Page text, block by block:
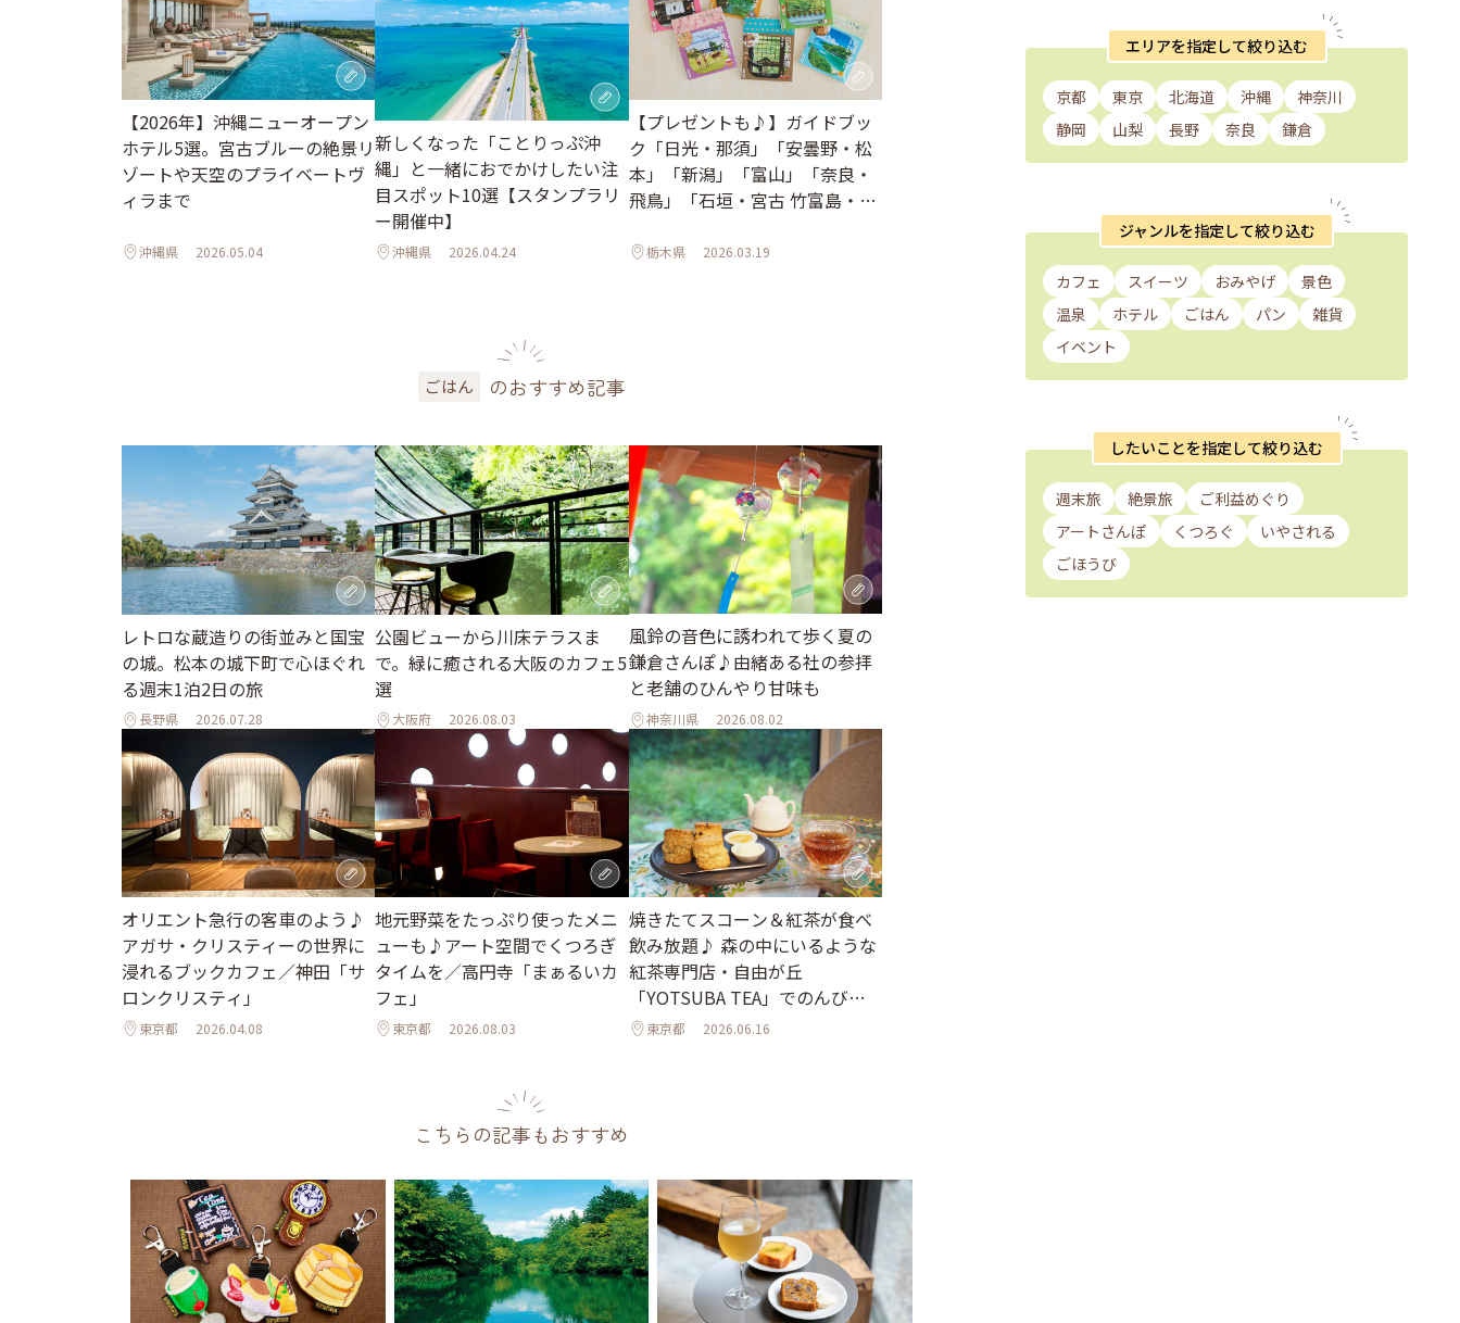
【2026年】沖縄ニューオープン
ホテル5選。宮古ブルーの絶景リ
ゾートや天空のプライベートヴ
ィラまで
沖縄県 2026.05.04
新しくなった「ことりっぷ沖
縄」と一緒におでかけしたい注
目スポット10選【スタンプラリ
ー開催中】
沖縄県 2026.04.24
【プレゼントも♪】ガイドブッ
ク「日光・那須」「安曇野・松
本」「新潟」「富山」「奈良・
飛鳥」「石垣・宮古 竹富島・西
栃木県 2026.03.19
ごはん のおすすめ記事
レトロな蔵造りの街並みと国宝
の城。松本の城下町で心ほぐれ
る週末1泊2日の旅
長野県 2026.07.28
公園ビューから川床テラスま
で。緑に癒される大阪のカフェ5
選
大阪府 2026.08.03
風鈴の音色に誘われて歩く夏の
鎌倉さんぽ♪由緒ある社の参拝
と老舗のひんやり甘味も
神奈川県 2026.08.02
オリエント急行の客車のよう♪
アガサ・クリスティーの世界に
浸れるブックカフェ／神田「サ
ロンクリスティ」
東京都 2026.04.08
地元野菜をたっぷり使ったメニ
ューも♪アート空間でくつろぎ
タイムを／高円寺「まぁるいカ
フェ」
東京都 2026.08.03
焼きたてスコーン＆紅茶が食べ
飲み放題♪ 森の中にいるような
紅茶専門店・自由が丘
「YOTSUBA TEA」でのんびり
時間東京都 2026.06.16
こちらの記事もおすすめ
エリアを指定して絞り込む
京都 東京 北海道 沖縄
神奈川
静岡
山梨 長野 奈良 鎌倉
ジャンルを指定して絞り込む
カフェ スイーツ おみやげ
景色
温泉
ホテル ごはん パン
雑貨
イベント
したいことを指定して絞り込む
週末旅 絶景旅
ご利益めぐり
アートさんぽ
くつろぐ
いやされる
ごほうび